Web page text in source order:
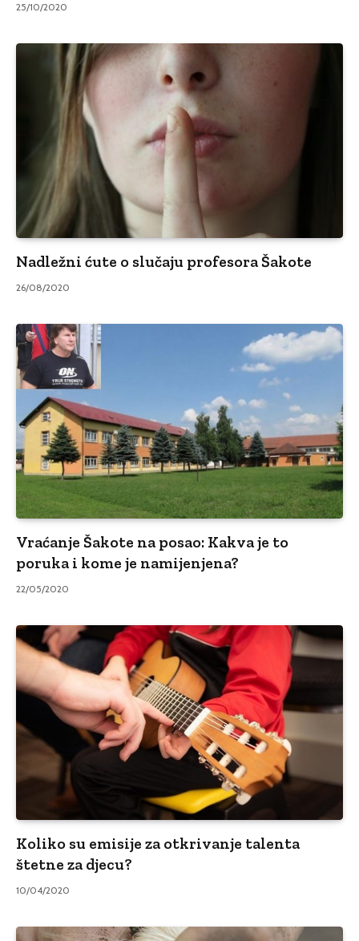
25/10/2020
Nadležni ćute o slučaju profesora Šakote
26/08/2020
Vraćanje Šakote na posao: Kakva je to
poruka i kome je namijenjena?
22/05/2020
Koliko su emisije za otkrivanje talenta
štetne za djecu?
10/04/2020